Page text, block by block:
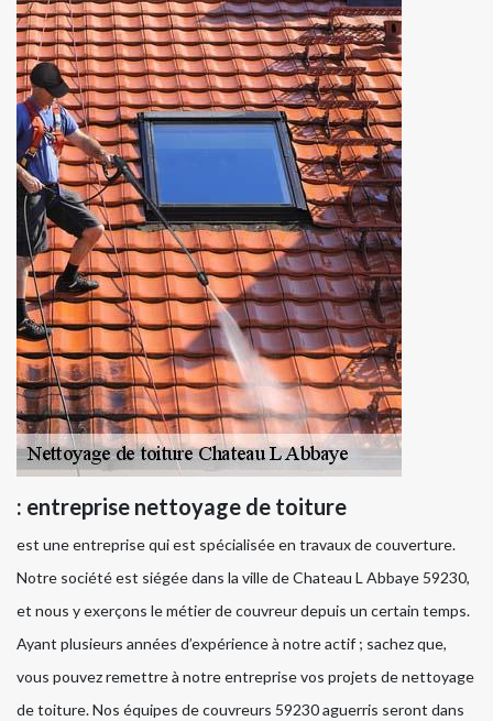
: entreprise nettoyage de toiture
est une entreprise qui est spécialisée en travaux de couverture.
Notre société est siégée dans la ville de Chateau L Abbaye 59230,
et nous y exerçons le métier de couvreur depuis un certain temps.
Ayant plusieurs années d’expérience à notre actif ; sachez que,
vous pouvez remettre à notre entreprise vos projets de nettoyage
de toiture. Nos équipes de couvreurs 59230 aguerris seront dans